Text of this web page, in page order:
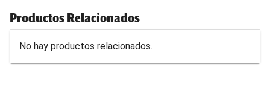
Productos Relacionados
No hay productos relacionados.